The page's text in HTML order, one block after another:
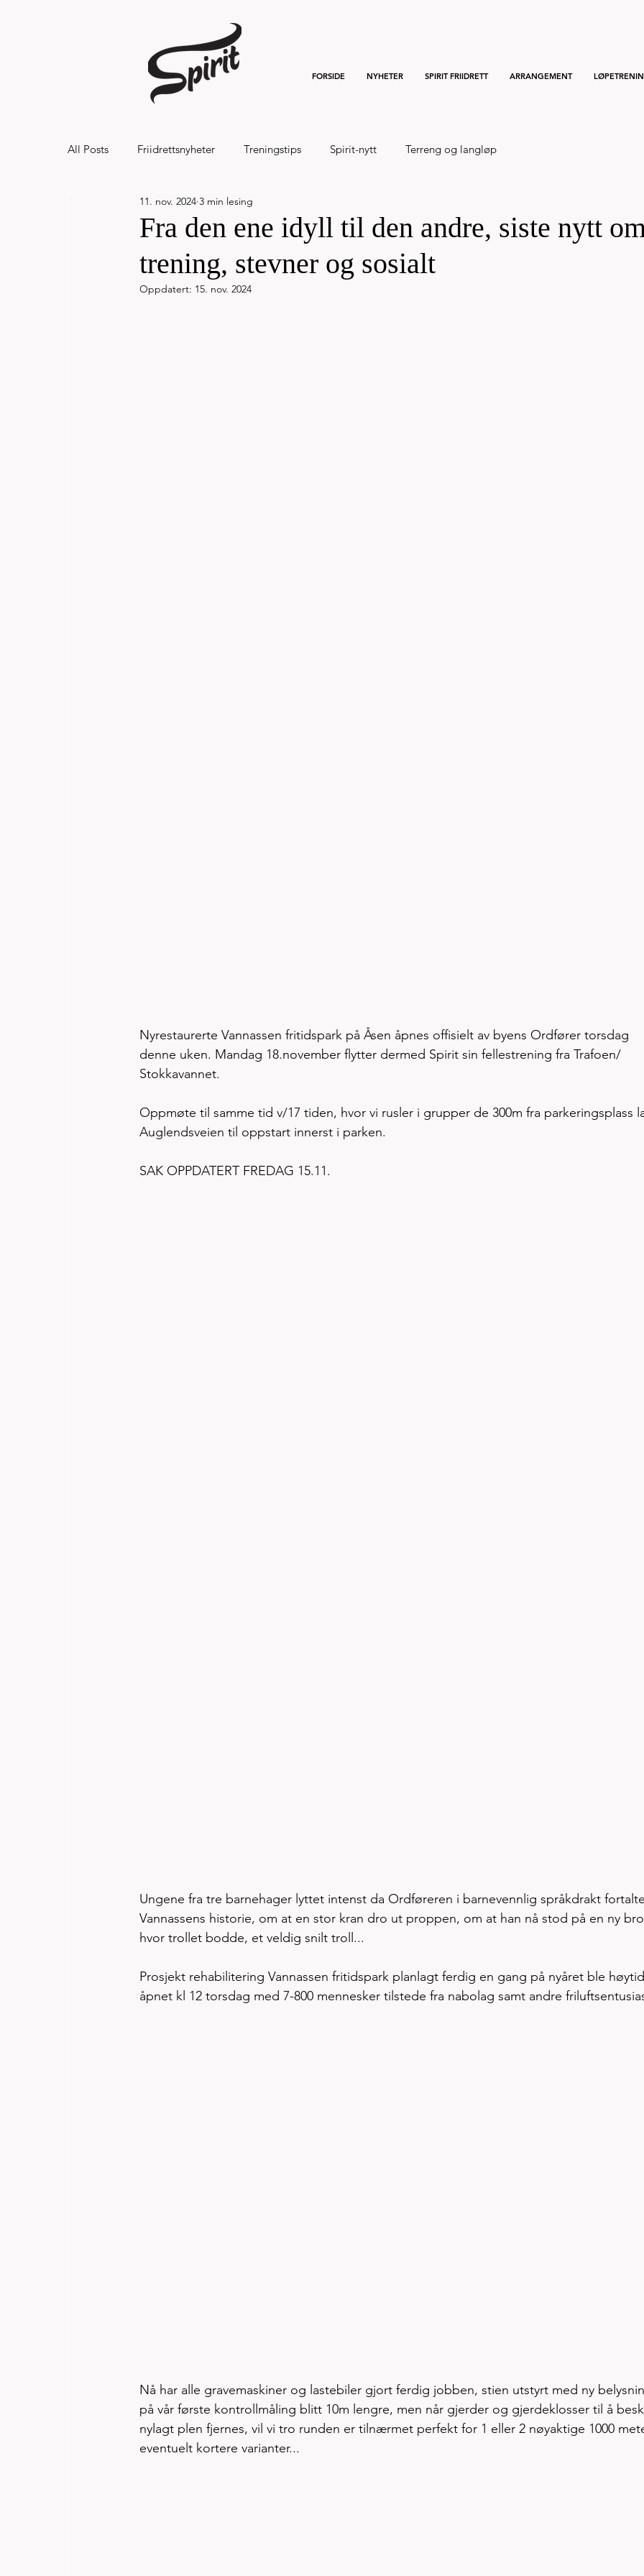
FORSIDE NYHETER SPIRIT FRIIDRETT ARRANGEMENT
All Posts Friidrettsnyheter Treningstips Spirit-nytt Terreng og langløp
Hålandsvannet halvmaraton og 7km 20
Fra den ene idyll til den andre, siste nytt
trening, stevner og sosialt
11. nov. 2024 3 min lesing
Oppdatert: 15. nov. 2024
Nyrestaurerte Vannassen fritidspark på Åsen åpnes offisielt av byens Ordfører torsdag
denne uken. Mandag 18.november flytter dermed Spirit sin fellestrening fra Trafoen/
Stokkavannet.
Oppmøte til samme tid v/17 tiden, hvor vi rusler i grupper de 300m fra parkeringsplass
Auglendsveien til oppstart innerst i parken.
SAK OPPDATERT FREDAG 15.11.
Ungene fra tre barnehager lyttet intenst da Ordføreren i barnevennlig språkdrakt
Vannassens historie, om at en stor kran dro ut proppen, om at han nå stod på en ny
hvor trollet bodde, et veldig snilt troll...
Prosjekt rehabilitering Vannassen fritidspark planlagt ferdig en gang på nyåret ble
åpnet kl 12 torsdag med 7-800 mennesker tilstede fra nabolag samt andre
Nå har alle gravemaskiner og lastebiler gjort ferdig jobben, stien utstyrt med ny
på vår første kontrollmåling blitt 10m lengre, men når gjerder og gjerdeklosser til å
nylagt plen fjernes, vil vi tro runden er tilnærmet perfekt for 1 eller 2 nøyaktige 1000
eventuelt kortere varianter...